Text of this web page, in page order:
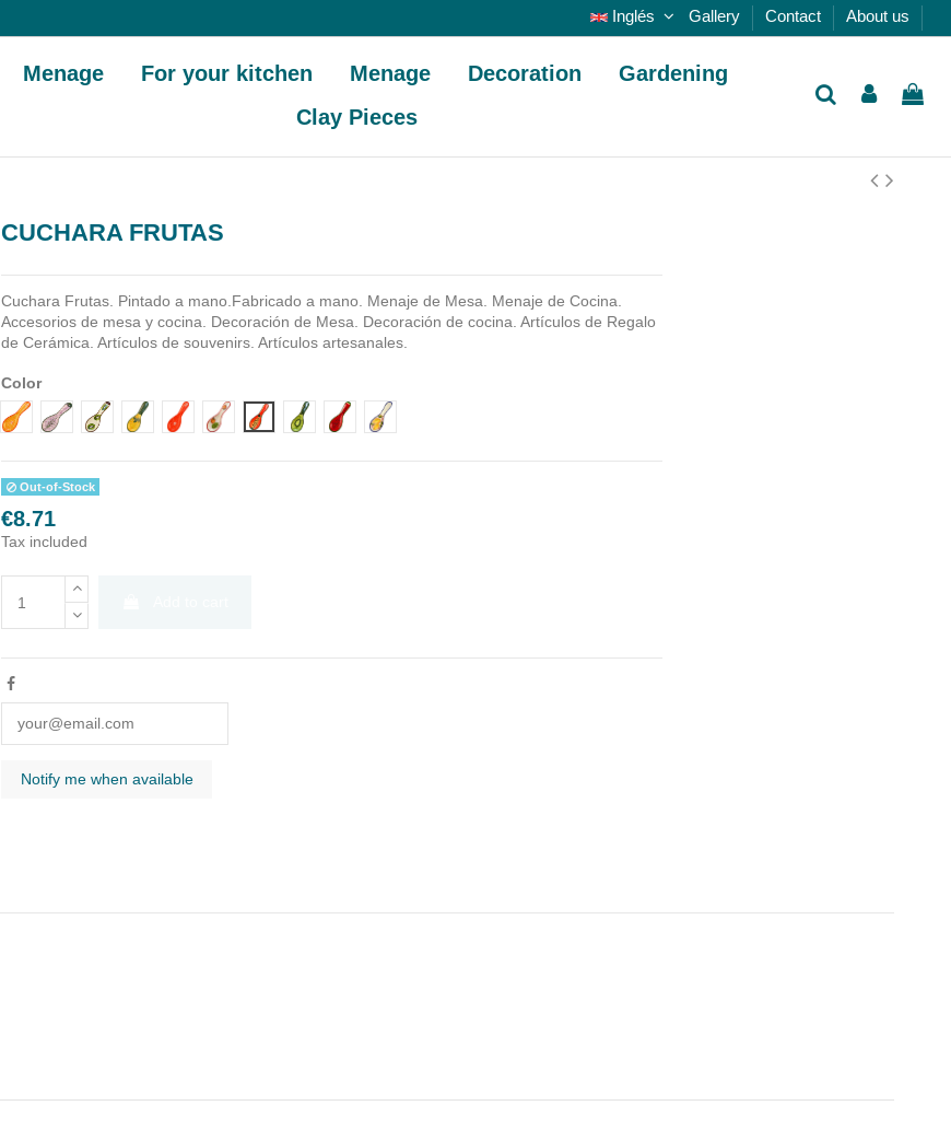
Inglés Gallery Contact About us
Menage For your kitchen Menage Decoration
Gardening
Clay Pieces
CUCHARA FRUTAS
Cuchara Frutas. Pintado a mano.Fabricado a mano.
Menaje de Mesa. Menaje de Cocina.
Accesorios de mesa y cocina. Decoración de Mesa. Decoración de cocina. Artículos de Regalo
de Cerámica. Artículos de souvenirs. Artículos artesanales.
Color
Diseño 1Diseño 10Diseño 2Diseño 3Diseño 4Diseño 5Diseño 6Diseño 7Diseño 8Diseño 9
Out-of-Stock
€8.71
Tax included